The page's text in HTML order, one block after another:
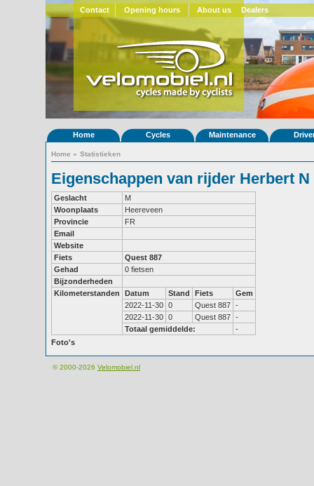
Contact Opening hours About us Dealers
Home Cycles Maintenance
Home » Statistieken
Eigenschappen van rijder Herbert N
Geslacht
M
Woonplaats
Heereveen
Provincie
FR
Email
Website
Fiets
Quest 887
Gehad
0 fietsen
Bijzonderheden
Kilometerstanden
Datum Stand Fiets
Gem
2022-11-30 0 Quest 887 -
2022-11-30 0 Quest 887 -
Totaal gemiddelde:
-
Foto's
© 2000-2026 Velomobiel.nl